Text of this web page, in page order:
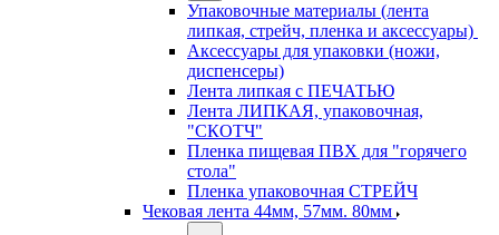
Упаковочные материалы (лента
липкая, стрейч, пленка и аксессуары)
Аксессуары для упаковки (ножи,
диспенсеры)
Лента липкая с ПЕЧАТЬЮ
Лента ЛИПКАЯ, упаковочная,
"СКОТЧ"
Пленка пищевая ПВХ для "горячего
стола"
Пленка упаковочная СТРЕЙЧ
Чековая лента 44мм, 57мм. 80мм